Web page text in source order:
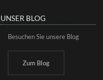
UNSER BLOG
Besuchen Sie unsere Blog
Zum Blog